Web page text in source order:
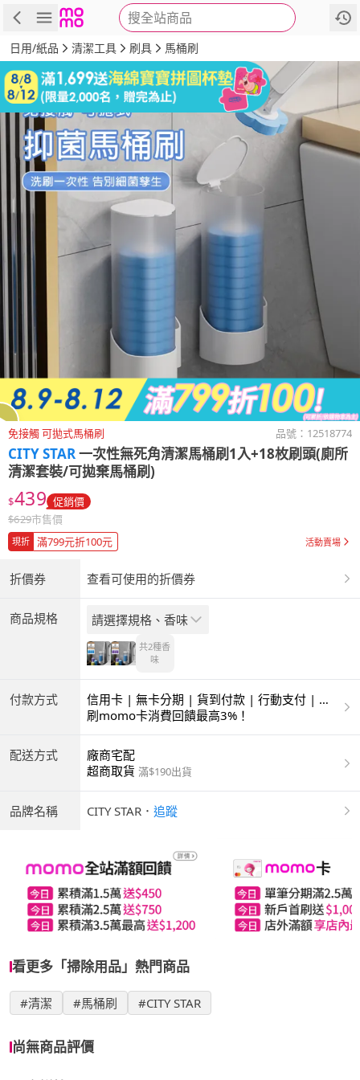
搜全站商品
商品 評價 詳情
日用/紙品 清潔工具 刷具 馬桶刷
免接觸 可拋式馬桶刷 品號： 12518774
CITY STAR一次性無死角清潔馬桶刷1入+18枚刷頭(廁所
清潔套裝/可拋棄馬桶刷)
$439 促銷價
$629市售價
現折 滿799元折100元 活動賣場
折價券 查看可使用的折價券
商品規格 請選擇規格、香味
共2種香
味
付款方式
信用卡 | 無卡分期 | 貨到付款 | 行動支付 | 超
商付款 | ATM | 銀聯卡
刷momo卡消費回饋最高3%！
配送方式
廠商宅配
超商取貨 滿$190出貨
品牌名稱 CITY STAR ． 追蹤
看更多「掃除用品」熱門商品
#清潔 #馬桶刷 #CITY STAR
尚無商品評價